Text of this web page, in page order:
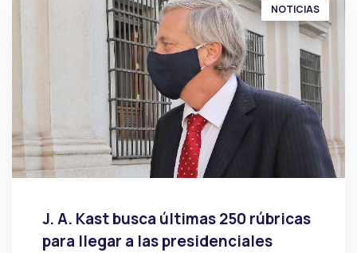
NOTICIAS
J. A. Kast busca últimas 250 rúbricas
para llegar a las presidenciales